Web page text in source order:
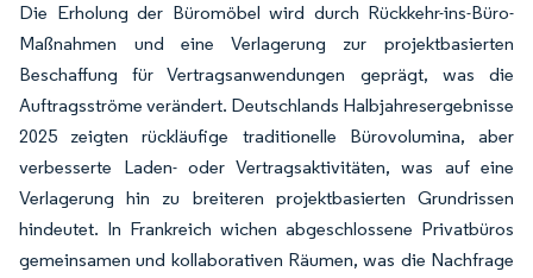
Die Erholung der Büromöbel wird durch Rückkehr-ins-Büro-
Maßnahmen und eine Verlagerung zur projektbasierten
Beschaffung für Vertragsanwendungen geprägt, was die
Auftragsströme verändert. Deutschlands Halbjahresergebnisse
2025 zeigten rückläufige traditionelle Bürovolumina, aber
verbesserte Laden- oder Vertragsaktivitäten, was auf eine
Verlagerung hin zu breiteren projektbasierten Grundrissen
hindeutet. In Frankreich wichen abgeschlossene Privatbüros
gemeinsamen und kollaborativen Räumen, was die Nachfrage